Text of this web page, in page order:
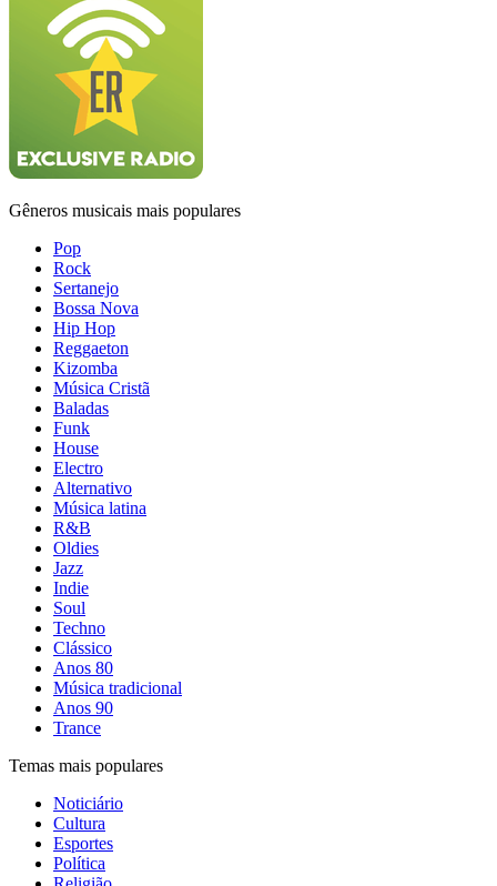
Gêneros musicais mais populares
Pop
Rock
Sertanejo
Bossa Nova
Hip Hop
Reggaeton
Kizomba
Música Cristã
Baladas
Funk
House
Electro
Alternativo
Música latina
R&B
Oldies
Jazz
Indie
Soul
Techno
Clássico
Anos 80
Música tradicional
Anos 90
Trance
Temas mais populares
Noticiário
Cultura
Esportes
Política